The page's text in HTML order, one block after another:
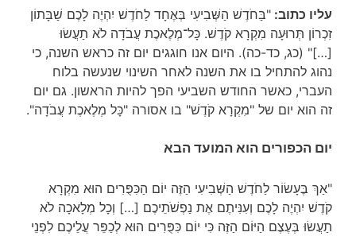
עליו כתוב: "בַּחֹדֶשׁ הַשְּׁבִיעִי בְּאֶחָד לַחֹדֶשׁ יִהְיֶה לָכֶם שַׁבָּתוֹן
זִכְרוֹן תְּרוּעָה מִקְרָא קֹדֶשׁ. כָּל־מְלֶאכֶת עֲבֹדָה לֹא תַעֲשׂוּ
[…]" (כג, כד-כה). היום אנו חוגגים יום זה כראש השנה, כי
נהוג להתחיל בו את השנה לאחר השינוי שנעשה בלוח
העברי, כאשר החודש השביעי הפך להיות הראשון. גם יום
זה הוא יום של "מִקְרָא קֹדֶשׁ" בו אסורה "כָּל מְלֶאכֶת עֲבֹדָה".
יום הכפורים הוא המועד הבא
"אַךְ בֶּעָשׂוֹר לַחֹדֶשׁ הַשְּׁבִיעִי הַזֶּה יוֹם הַכִּפֻּרִים הוּא מִקְרָא
קֹדֶשׁ יִהְיֶה לָכֶם וְעִנִּיתֶם אֶת נַפְשֹׁתֵיכֶם […] וְכָל מְלָאכָה לֹא
תַעֲשׂוּ בְּעֶצֶם הַיּוֹם הַזֶּה כִּי יוֹם כִּפֻּרִים הוּא לְכַפֵּר עֲלֵיכֶם לִפְנֵי